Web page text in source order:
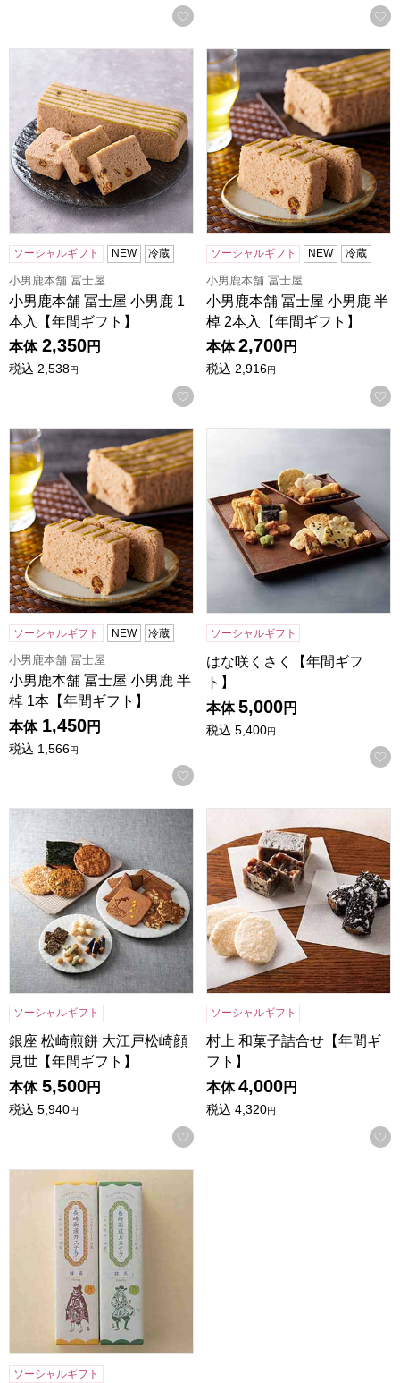
お気に入りに登録する
小男鹿本舗 冨士屋 小男鹿 1本入【年間ギフト】
ソーシャルギフト NEW 冷蔵
小男鹿本舗 冨士屋
小男鹿本舗 冨士屋 小男鹿 1
本入【年間ギフト】
本体 2,350円
税込 2,538円
お気に入りに登録する
小男鹿本舗 冨士屋 小男鹿 半
ソーシャルギフト NEW 冷蔵
小男鹿本舗 冨士屋
小男鹿本舗 冨士屋 小男鹿 半
棹 2本入【年間ギフト】
本体 2,700円
税込 2,916円
小男鹿本舗 冨士屋 小男鹿 半棹 1本【年間ギフト】
ソーシャルギフト NEW 冷蔵
小男鹿本舗 冨士屋
小男鹿本舗 冨士屋 小男鹿 半
棹 1本【年間ギフト】
本体 1,450円
税込 1,566円
お気に入りに登録する
ソーシャルギフト
はな咲くさく【年間ギフ
ト】
本体 5,000円
税込 5,400円
銀座 松崎煎餅 大江戸松崎顔見世【年間ギフト】
ソーシャルギフト
銀座 松崎煎餅 大江戸松崎顔
見世【年間ギフト】
本体 5,500円
税込 5,940円
お気に入りに登録する
ソーシャルギフト
村上 和菓子詰合せ【年間ギ
フト】
本体 4,000円
税込 4,320円
杉谷本舗 長崎カステラ詰合せ【年間ギフト】
ソーシャルギフト